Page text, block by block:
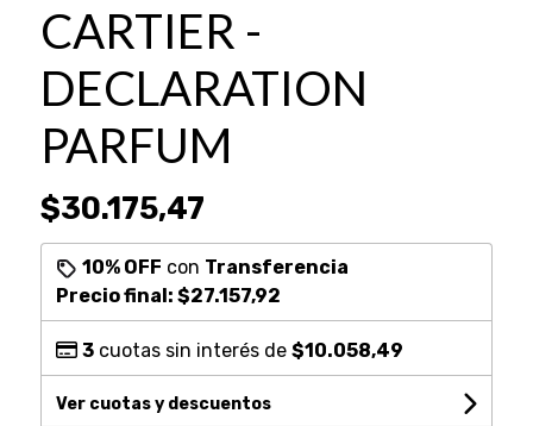
CARTIER -
DECLARATION
PARFUM
$30.175,47
10% OFF con Transferencia
Precio final: $27.157,92
3cuotas sin interés de $10.058,49
Ver cuotas y descuentos